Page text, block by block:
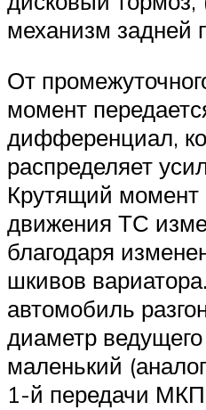
механизм задней
От
момент
дифференциал,
распределяет
Крутящий момент
движения ТС
благодаря
шкивов
автомобиль
диаметр
маленький
1-й передачи